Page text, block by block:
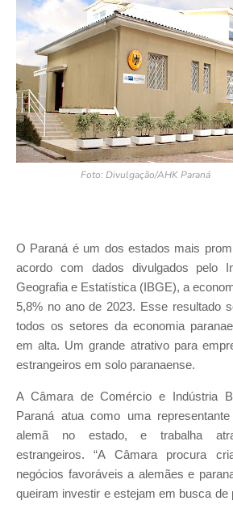
Foto: Divulgação/AHK Paraná
O Paraná é um dos estados mais
acordo com dados divulgados pelo
Geografia e Estatística (IBGE), a
5,8% no ano de 2023. Esse resultado
todos os setores da economia
em alta. Um grande atrativo para
estrangeiros em solo paranaense.
A Câmara de Comércio e Indústria
Paraná atua como uma
alemã no estado, e trabalha
estrangeiros. “A Câmara procura
negócios favoráveis a alemães e
queiram investir e estejam em busca de